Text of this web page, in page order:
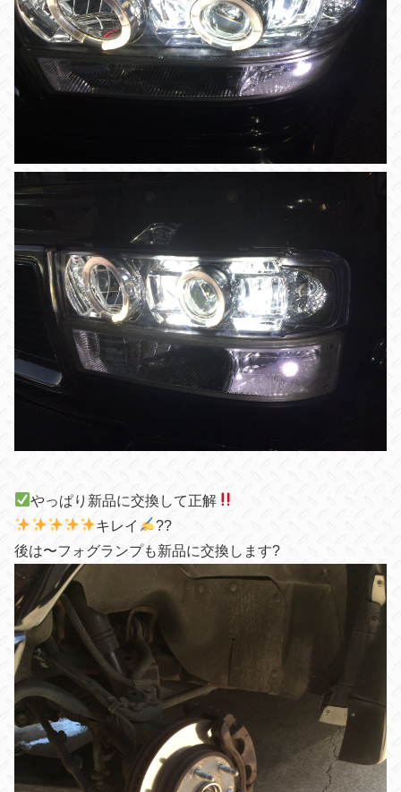
やっぱり新品に交換して正解
キレイ
??
後は〜フォグランプも新品に交換します?